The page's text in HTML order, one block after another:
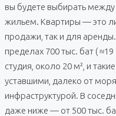
вы будете выбирать
жильем. Квартиры — это
продажи, так и для
пределах 700 тыс. бат (
студия, около 20 м², и
уставшими, далеко от
инфраструктурой. В
даже ниже — от 500 тыс.